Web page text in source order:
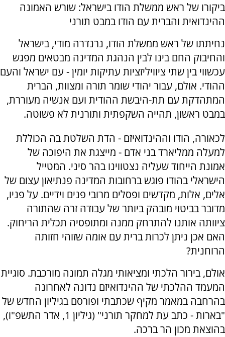
ביקורו של ראש ממשלת הודו בישראל: שורש האמונה
ההינדואית והברית עם הודו במבט תורני
נחיתתו של ראש ממשלת הודו, נרנדרה מודי, בישראל
והחיבוק החם בינו לבין הנהגת המדינה מבטאים מפגש
עכשווי בין שתי ציוויליזציות עתיקות יומין - עם ישראל והעם
ההודי. אולם, עבור יהודי שומר תורה ומצוות, הברית
המתהדקת עם תת-היבשת ההודית ועם אנשיה מעוררת,
במבט ראשון, תהייה השקפתית ותורנית לא פשוטה.
לכאורה, הודו וההינדואיזם - הדת השלטת בה הכוללת
למעלה ממליארד בני אדם - מייצגת את היפוכה של
אמונת הייחוד שעליה נצטווינו בהר סיני. המטייל
הישראלי בהודו פוגש ברחובות המדינה פנתיאון עצום של
אלים, אלות, מקדשים ופסלים מרובי פנים וידיים. על פניו,
מדובר בביטוי מובהק ביותר של עבודה זרה שהתורה
ציוותה אותנו להתרחק ממנה ומתופסיה תכלית הריחוק.
האם אכן ניתן לכרות ברית עם אומה שזוהי חזותה
הרוחנית?
אולם, בירור הלכתי ומציאותי מגלה תמונה מורכבת. סוגיית
המעמד ההלכתי של ההינדואיזם נדונה לאחרונה
בהרחבה במאמר מקיף שכתבתי ופורסם בגיליון החדש של
"בארות - כתב עת למחקר תורני" (גיליון 1, אדר התשפ"ו),
בהוצאת מכון הר ברכה.